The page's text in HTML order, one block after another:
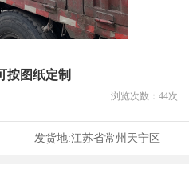
按图纸定制
浏览次数： 44次
发货地:江苏省常州天宁区